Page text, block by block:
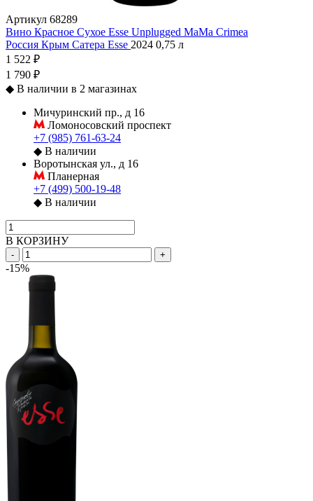
Артикул 68289
Вино Красное Сухое Esse Unplugged MaMa Crimea
Россия Крым Сатера Esse 2024 0,75 л
1 522 ₽
1 790 ₽
◆ В наличии в 2 магазинах
Мичуринский пр., д 16
Ломоносовский проспект
+7 (985) 761-63-24
◆ В наличии
Воротынская ул., д 16
Планерная
+7 (499) 500-19-48
◆ В наличии
В КОРЗИНУ
- +
-15%